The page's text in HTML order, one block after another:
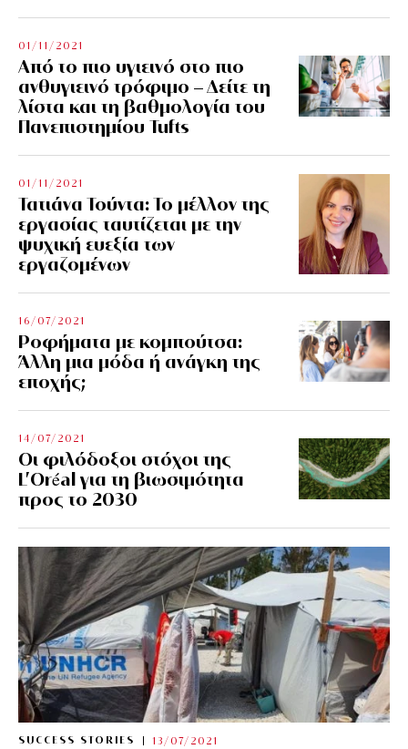
01/11/2021
Από το πιο υγιεινό στο πιο
ανθυγιεινό τρόφιμο – Δείτε τη
λίστα και τη βαθμολογία του
Πανεπιστημίου Tufts
01/11/2021
Τατιάνα Τούντα: Το μέλλον της
εργασίας ταυτίζεται με την
ψυχική ευεξία των
εργαζομένων
16/07/2021
Ροφήματα με κομπούτσα:
Άλλη μια μόδα ή ανάγκη της
εποχής;
14/07/2021
Οι φιλόδοξοι στόχοι της
L’Oréal για τη βιωσιμότητα
προς το 2030
SUCCESS STORIES 13/07/2021